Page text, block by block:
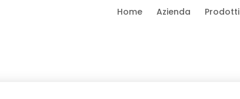
Home Azienda Prodotti